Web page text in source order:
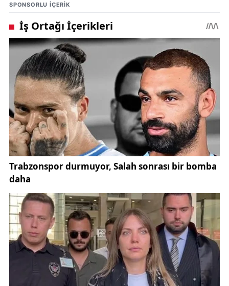
daha sağlıklı, daha güvenli, daha umut dolu bir
gelecek hazırlamak için emek veriyoruz. Sivas
Gençlik ve Spor İl Müdürlüğü olarak, her birinizin
hayaline, yeteneğine ve gelişimine dokunmak,
sporla, kültürle, sanatla buluşmanızı sağlamak en
büyük önceliğimizdir.
Sizler sadece geleceğin liderleri değil, bugünün de
söz sahibi bireylerisiniz. Şu an attığınız her adım,
öğrendiğiniz her bilgi, kurduğunuz her hayal, bu
güzel memleketin yarınlarını şekillendirecek. İşte bu
yüzden sizin gözlerinizdeki ışıltı, bizim umudumuz;
yüreğinizdeki sevgi, bizim pusulamızdır.
Kıymetli gençler,
Biliniz ki sizler bu ülkenin en büyük zenginliğisiniz.
Gençliğin dinamizmi, yenilikçiliği ve idealleri,
toplumu ileri taşıyan temel unsurlardır. Her birinizin
içinde taşıdığı cevheri işlemek, onu parlatmak ve
dünyaya göstermek için buradayız. Her adımınızda
SPONSORLU IÇERIK